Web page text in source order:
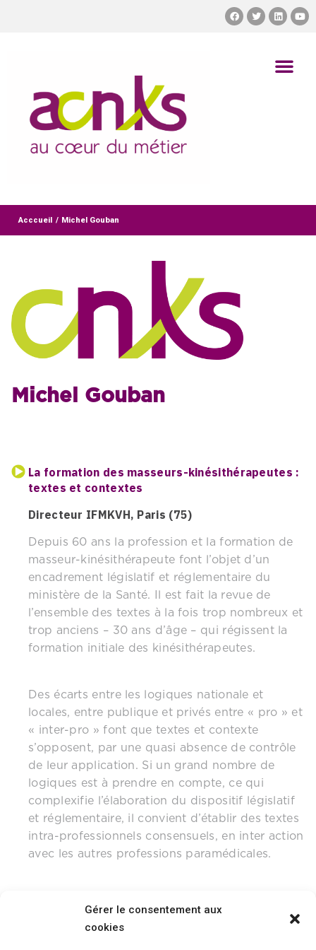
Gérer le consentement aux
cookies
Acccueil / Michel Gouban
Michel Gouban
La formation des masseurs-kinésithérapeutes :
textes et contextes
Directeur IFMKVH, Paris (75)
Depuis 60 ans la profession et la formation de
masseur-kinésithérapeute font l’objet d’un
encadrement législatif et réglementaire du
ministère de la Santé. Il est fait la revue de
l’ensemble des textes à la fois trop nombreux et
trop anciens – 30 ans d’âge – qui régissent la
formation initiale des kinésithérapeutes.
Des écarts entre les logiques nationale et
locales, entre publique et privés entre « pro » et
« inter-pro » font que textes et contexte
s’opposent, par une quasi absence de contrôle
de leur application. Si un grand nombre de
logiques est à prendre en compte, ce qui
complexifie l’élaboration du dispositif législatif
et réglementaire, il convient d’établir des textes
intra-professionnels consensuels, en inter action
avec les autres professions paramédicales.